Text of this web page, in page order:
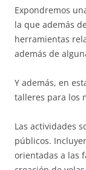
Expondremos
la que además
herramientas
además de
Y además, en
talleres para los
Las actividades
públicos.
orientadas a las